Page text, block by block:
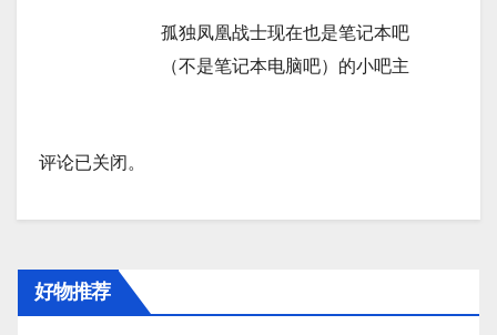
孤独凤凰战士现在也是笔记本吧
（不是笔记本电脑吧）的小吧主
评论已关闭。
好物推荐